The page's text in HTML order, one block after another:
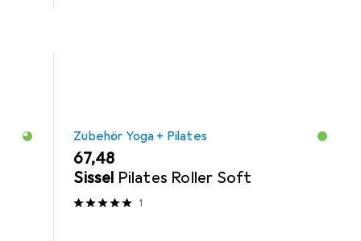
Zubehör Yoga + Pilates
EUR
67,48
Sissel Pilates Roller Soft
1